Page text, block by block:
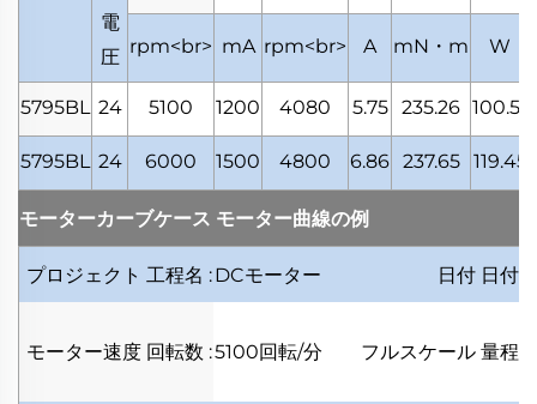
電
圧 rpm<br> mA rpm<br> A mN・m W
5795BL 24 5100 1200 4080 5.75 235.26 100.51
5795BL 24 6000 1500 4800 6.86 237.65 119.45
モーターカーブケース モーター曲線の例
プロジェクト 工程名 :DCモーター 日付 日付
モーター速度 回転数 :5100回転/分 フルスケール 量程